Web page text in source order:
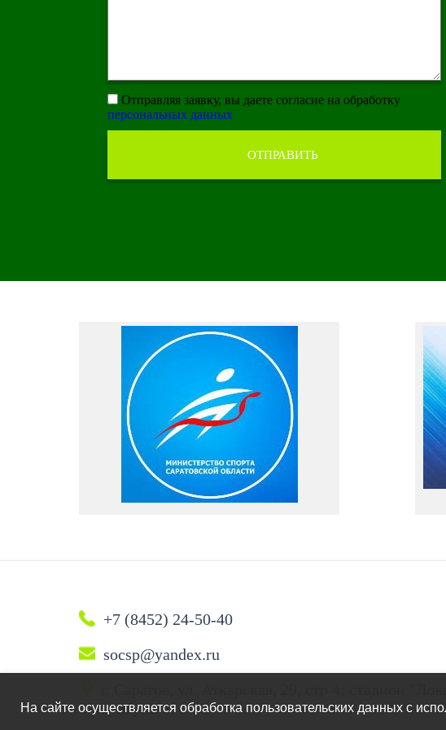
Отправляя заявку, вы даете согласие на обработку
персональных данных
+7 (8452) 24-50-40
socsp@yandex.ru
трибуна)
На сайте осуществляется обработка пользовательских данных с